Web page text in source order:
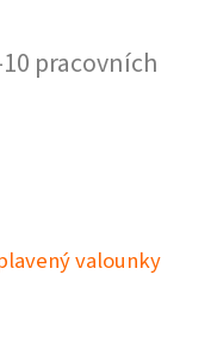
10 pracovních
valounky